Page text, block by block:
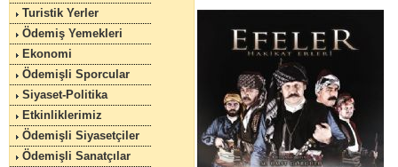
Turistik Yerler
Ödemiş Yemekleri
Ekonomi
Ödemişli Sporcular
Siyaset-Politika
Etkinliklerimiz
Ödemişli Siyasetçiler
Ödemişli Sanatçılar